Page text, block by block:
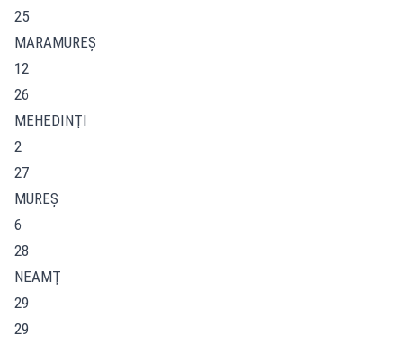
25
MARAMUREŞ
12
26
MEHEDINŢI
2
27
MUREŞ
6
28
NEAMŢ
29
29